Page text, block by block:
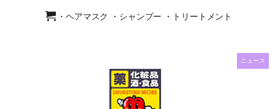
・ヘアマスク ・シャンプー ・トリートメント
ニュース